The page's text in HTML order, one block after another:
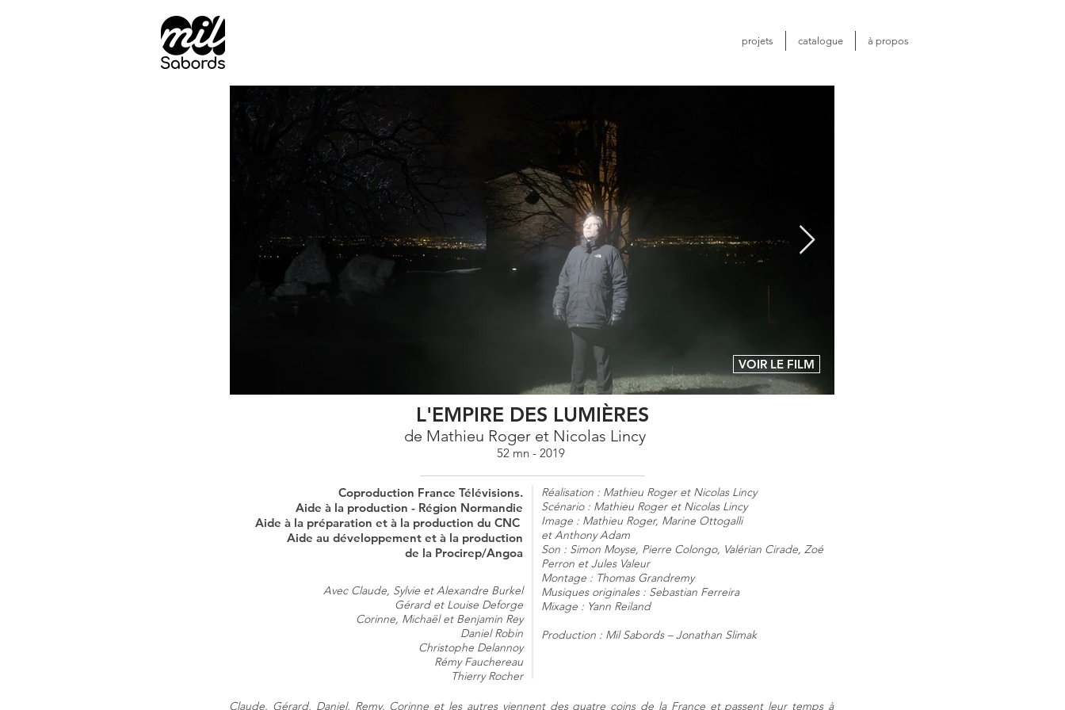
projets catalogue à propos
VOIR LE FILM
L'EMPIRE DES LUMIÈRES
de Mathieu Roger et Nicolas Lincy
52 mn - 2019
Coproduction France Télévisions.
Aide à la production - Région Normandie
Aide à la préparation et à la production du CNC
Aide au développement et à la production
de la Procirep/Angoa
Réalisation : Mathieu Roger et Nicolas Lincy
Scénario : Mathieu Roger et Nicolas Lincy
Image : Mathieu Roger, Marine Ottogalli
et Anthony Adam
Son : Simon Moyse, Pierre Colongo, Valérian Cirade, Zoé
Perron et Jules Valeur
Montage : Thomas Grandremy
Musiques originales : Sebastian Ferreira
Mixage : Yann Reiland
Production : Mil Sabords – Jonathan Slimak
Avec Claude, Sylvie et Alexandre Burkel
Gérard et Louise Deforge
Corinne, Michaël et Benjamin Rey
Daniel Robin
Christophe Delannoy
Rémy Fauchereau
Thierry Rocher
Claude, Gérard, Daniel, Remy, Corinne et les autres viennent des quatre coins de la France et passent leur temps à